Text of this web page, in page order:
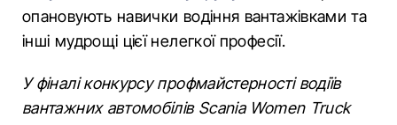
опановують навички водіння вантажівками та
інші мудрощі цієї нелегкої професії.
У фіналі конкурсу профмайстерності водіїв
вантажних автомобілів Scania Women Truck